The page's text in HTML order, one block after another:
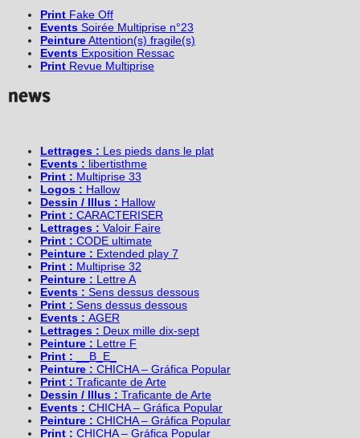
Print Fake Off
Events Soirée Multiprise n°23
PeintureAttention(s) fragile(s)
Events Exposition Ressac
Print Revue Multiprise
Lettrages : Les pieds dans le plat
Events : libertisthme
Print : Multiprise 33
Logos : Hallow
Dessin / Illus : Hallow
Print : CARACTERISER
Lettrages : Valoir Faire
Print : CODE ultimate
Peinture : Extended play 7
Print : Multiprise 32
Peinture : Lettre A
Events : Sens dessus dessous
Print : Sens dessus dessous
Events : AGER
Lettrages : Deux mille dix-sept
Peinture : Lettre F
Print :
__B_E_
Peinture : CHICHA – Gráfica Popular
Print : Traficante de Arte
Dessin / Illus : Traficante de Arte
Events : CHICHA – Gráfica Popular
Peinture : CHICHA – Gráfica Popular
Print : CHICHA – Gráfica Popular